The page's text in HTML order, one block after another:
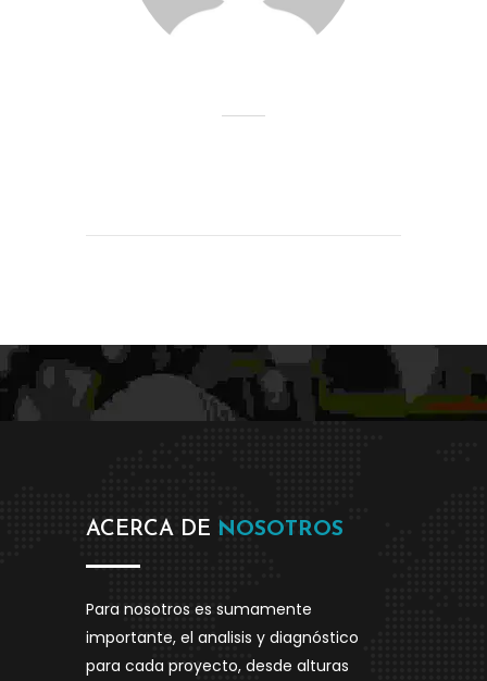
ACERCA DE NOSOTROS
Para nosotros es sumamente
importante, el analisis y diagnóstico
para cada proyecto, desde alturas